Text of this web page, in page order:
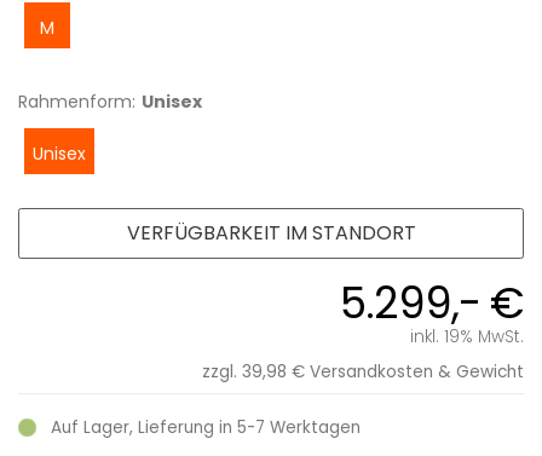
M
Rahmenform: Unisex
Unisex
5.299,- €
inkl. 19% MwSt.
zzgl. 39,98 € Versandkosten & Gewicht
Auf Lager, Lieferung in 5-7 Werktagen
VERFÜGBARKEIT IM STANDORT